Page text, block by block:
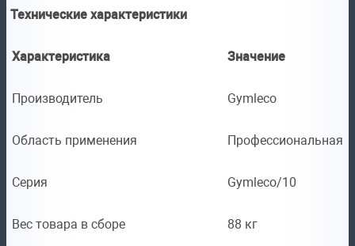
Технические характеристики
Характеристика Значение
Производитель Gymleco
Область применения Профессиональная
Серия Gymleco/10
Вес товара в сборе 88 кг